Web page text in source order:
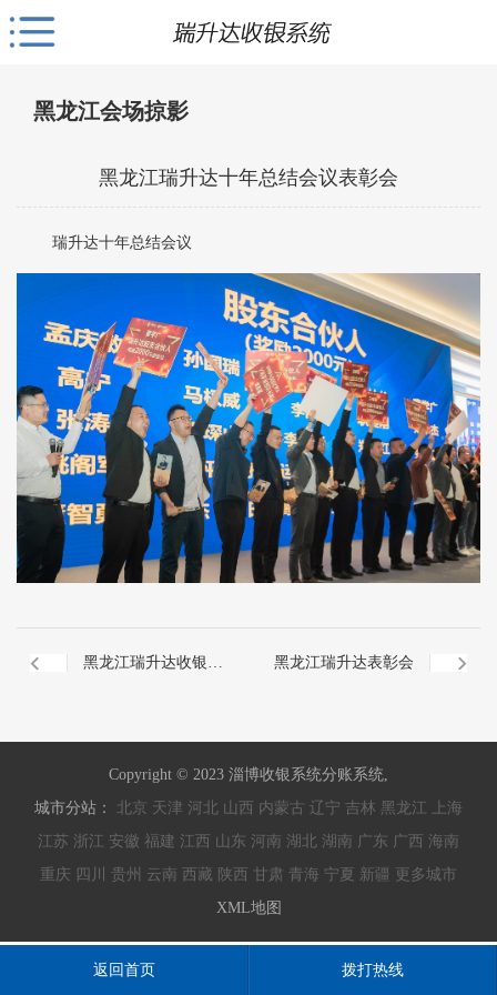
黑龙江会场掠影
黑龙江瑞升达十年总结会议表彰会
瑞升达十年总结会议
黑龙江瑞升达收银系 黑龙江瑞升达表彰会
Copyright © 2023 淄博收银系统分账系统,
城市分站： 北京 天津 河北 山西 内蒙古 辽宁 吉林 黑龙江
上海
江苏 浙江 安徽 福建 江西 山东 河南 湖北 湖南 广东 广西 海南
重庆 四川 贵州 云南 西藏 陕西 甘肃 青海 宁夏 新疆 更多城市
XML地图
返回首页 拨打热线